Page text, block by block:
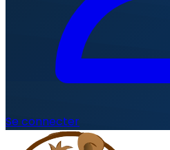
Se connecter